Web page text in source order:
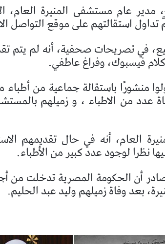
عام مستشفى المنيرة العام،
استقالتهم على موقع التواصل
في تصريحات صحفية، أنه لم يتم
كلام فيسبوك، وفراغ عاطفي.
منشورًا باستقالة جماعية من
عدد من الاطباء ، و زميلهم
العام، أنه في حال تقديمهم
نظرا لوجود عدد كبير من الأطباء.
أن الحكومة المصرية تدخلت من
بعد وفاة زميلهم وليد عبد الحليم.